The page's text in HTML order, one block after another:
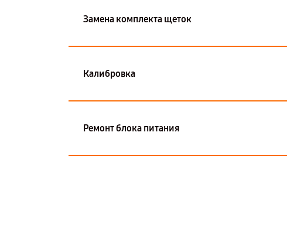
Замена комплекта щеток
Калибровка
Ремонт блока питания